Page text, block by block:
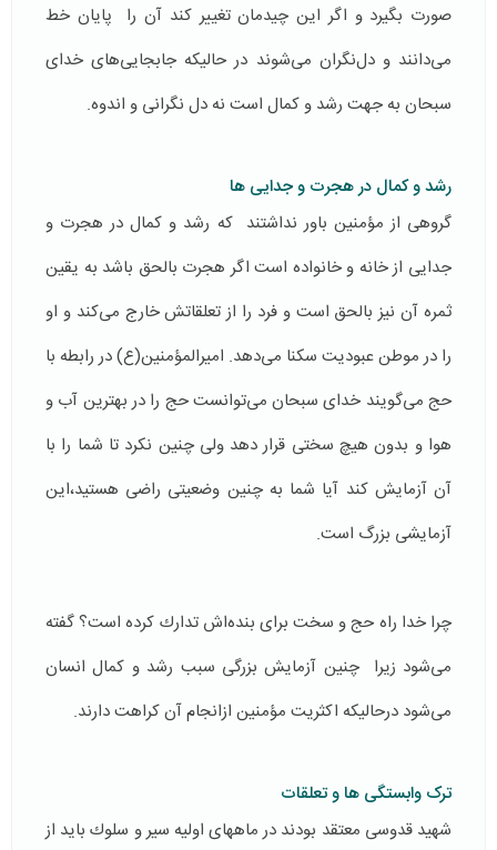
صورت بگیرد و اگر این چیدمان تغییر كند آن را پایان خط
می‌دانند و دل‌نگران می‌شوند در حالیكه جابجایی‌های خدای
سبحان به جهت رشد و كمال است نه دل نگرانی و اندوه.
رشد و کمال در هجرت و جدایی ها
گروهی از مؤمنین باور نداشتند كه رشد و كمال در هجرت و
جدایی از خانه و خانواده است اگر هجرت بالحق باشد به یقین
ثمره آن نیز بالحق است و فرد را از تعلقاتش خارج می‌كند و او
را در موطن عبودیت سكنا می‌دهد. امیرالمؤمنین(ع) در رابطه با
حج می‌گویند خدای سبحان می‌توانست حج را در بهترین آب و
هوا و بدون هیچ سختی قرار دهد ولی چنین نكرد تا شما را با
آن آزمایش كند آیا شما به چنین وضعیتی راضی هستید،‌این
آزمایشی بزرگ است.
چرا خدا راه حج و سخت برای بنده‌اش تدارك كرده است؟ گفته
می‌شود زیرا چنین آزمایش بزرگی سبب رشد و كمال انسان
می‌شود درحالیكه اكثریت مؤمنین ازانجام آن كراهت دارند.
ترک وابستگی ها و تعلقات
شهید قدوسی معتقد بودند در ماههای اولیه سیر و سلوك باید از